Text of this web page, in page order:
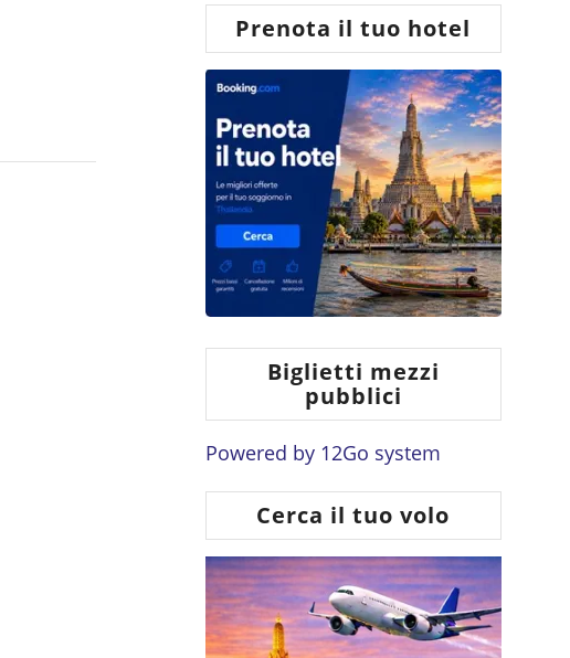
Prenota il tuo hotel
Biglietti mezzi
pubblici
Powered by 12Go system
Cerca il tuo volo